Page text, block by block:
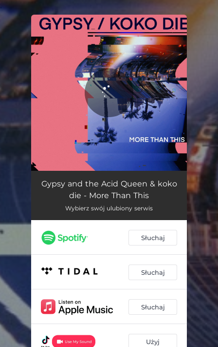
You're all set!
More Than This 04:16
Gypsy and the Acid Queen & koko
die - More Than This
Wybierz swój ulubiony serwis
Słuchaj
Słuchaj
Słuchaj
Użyj
.